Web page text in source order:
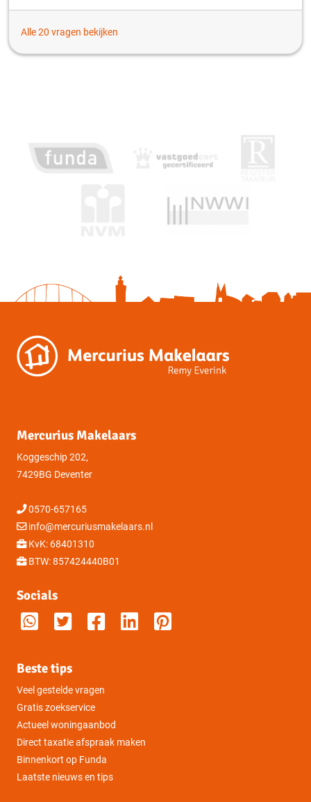
Alle 20 vragen bekijken
Mercurius Makelaars
Koggeschip 202,
7429BG Deventer
0570-657165
info@mercuriusmakelaars.nl
KvK: 68401310
BTW: 857424440B01
Socials
Beste tips
Veel gestelde vragen
Gratis zoekservice
Actueel woningaanbod
Direct taxatie afspraak maken
Binnenkort op Funda
Laatste nieuws en tips